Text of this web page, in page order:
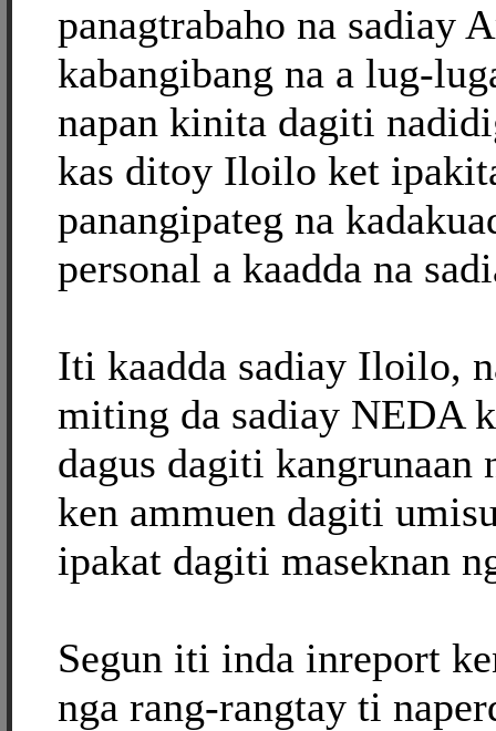
panagtrabaho na sadiay
kabangibang na a lug-
napan kinita dagiti
kas ditoy Iloilo ket
panangipateg na
personal a kaadda na
Iti kaadda sadiay Iloilo,
miting da sadiay NEDA
dagus dagiti kangrunaan
ken ammuen dagiti
ipakat dagiti maseknan
Segun iti inda inreport
nga rang-rangtay ti